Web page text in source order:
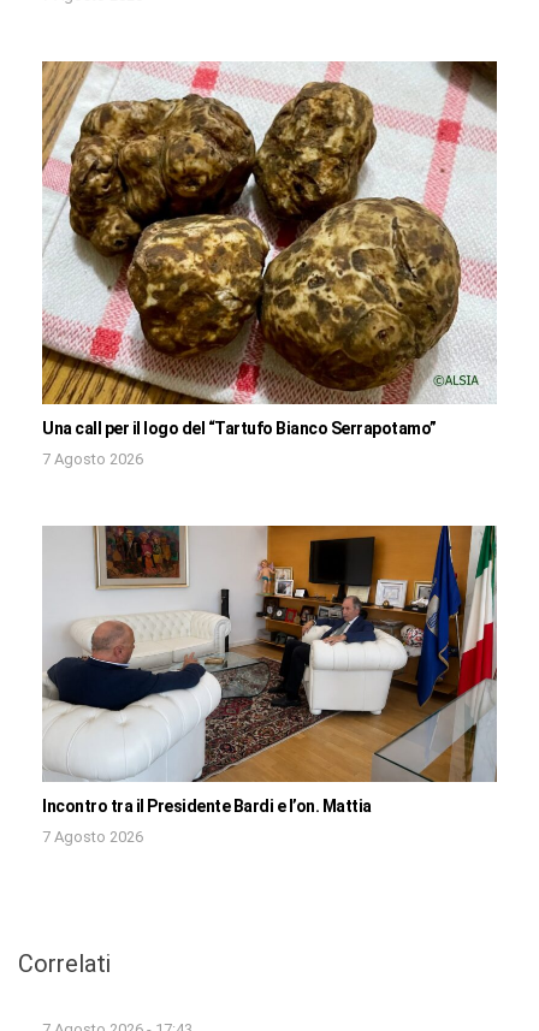
Una call per il logo del “Tartufo Bianco Serrapotamo”
7 Agosto 2026
Incontro tra il Presidente Bardi e l’on. Mattia
7 Agosto 2026
Correlati